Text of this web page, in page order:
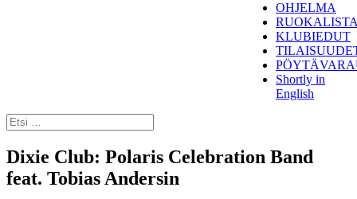
OHJELMA
KLUBIEDUT
Shortly in
English
Dixie Club: Polaris Celebration Band
feat. Tobias Andersin